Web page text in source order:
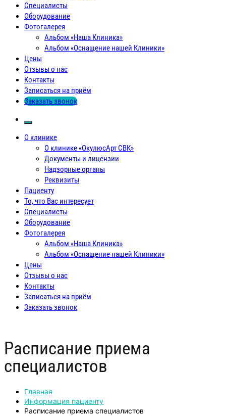
Специалисты
Оборудование
Фотогалерея
Альбом «Наша Клиника»
Альбом «Оснащение нашей Клиники»
Цены
Отзывы о нас
Контакты
Записаться на приём
Заказать звонок
О клинике
О клинике «ОкулюсАрт СВК»
Документы и лицензии
Надзорные органы
Реквизиты
Пациенту
То, что Вас интересует
Специалисты
Оборудование
Фотогалерея
Альбом «Наша Клиника»
Альбом «Оснащение нашей Клиники»
Цены
Отзывы о нас
Контакты
Записаться на приём
Заказать звонок
Расписание приема
специалистов
Главная
Информация пациенту
Расписание приема специалистов